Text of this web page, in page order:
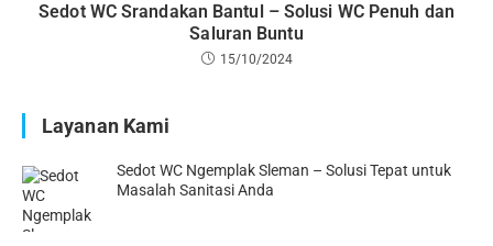
Sedot WC Srandakan Bantul – Solusi WC Penuh dan
Saluran Buntu
15/10/2024
Layanan Kami
Sedot WC Ngemplak Sleman – Solusi Tepat untuk
Masalah Sanitasi Anda